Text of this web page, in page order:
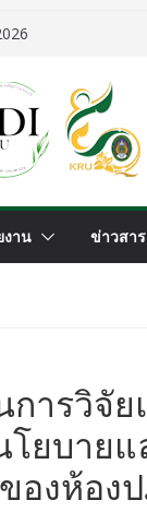
งาน ข่าวสาร
การวิจั
โยบาย
องห้อง